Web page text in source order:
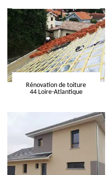
Rénovation de toiture
44 Loire-Atlantique